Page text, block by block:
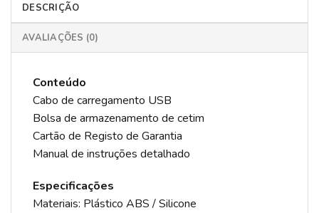
DESCRIÇÃO
AVALIAÇÕES (0)
Conteúdo
Cabo de carregamento USB
Bolsa de armazenamento de cetim
Cartão de Registo de Garantia
Manual de instruções detalhado
Especificações
Materiais: Plástico ABS / Silicone